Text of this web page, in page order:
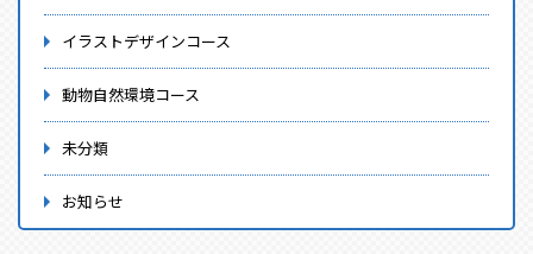
イラストデザインコース
動物自然環境コース
未分類
お知らせ